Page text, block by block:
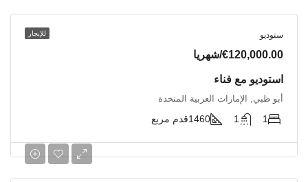
للإيجار ستوديو
€120,000.00/شهريا
استوديو مع فناء
أبو ظبي, الإمارات العربية المتحدة
1
1
1460قدم مربع